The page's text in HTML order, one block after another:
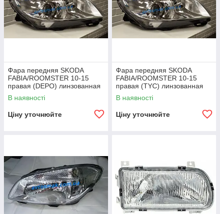
Фара передняя SKODA
FABIA/ROOMSTER 10-15
правая (DEPO) линзованная
под электрокорректор
В наявності
Ціну уточнюйте
Фара передняя SKODA
FABIA/ROOMSTER 10-15
правая (TYC) линзованная
под электрокорректор
В наявності
Ціну уточнюйте